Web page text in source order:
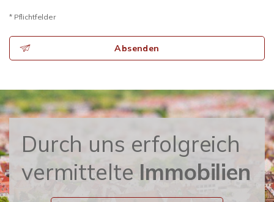
* Pflichtfelder
Absenden
Durch uns erfolgreich
vermittelte Immobilien